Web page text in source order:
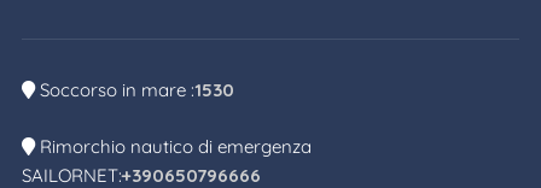
Soccorso in mare :1530
Rimorchio nautico di emergenza
SAILORNET:+390650796666